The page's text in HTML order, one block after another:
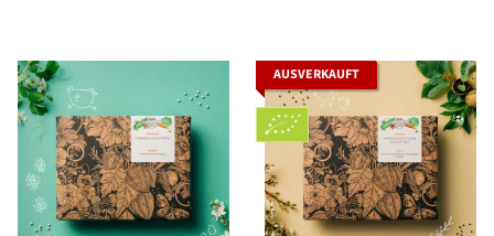
AUSVERKAUFT